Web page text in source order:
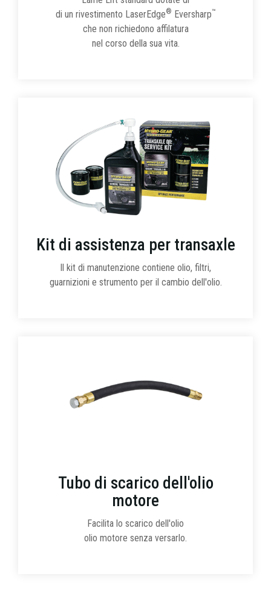
di un rivestimento LaserEdge® Eversharp™
che non richiedono affilatura
nel corso della sua vita.
Kit di assistenza per transaxle
Il kit di manutenzione contiene olio, filtri,
guarnizioni e strumento per il cambio dell'olio.
Tubo di scarico dell'olio
motore
Facilita lo scarico dell'olio
olio motore senza versarlo.